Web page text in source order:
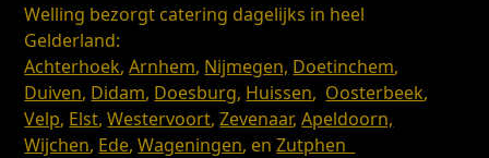
Welling bezorgt catering dagelijks in heel
Gelderland:
Achterhoek,Arnhem, Nijmegen, Doetinchem,
Duiven, Didam, Doesburg, Huissen, Oosterbeek,
Velp, Elst,Westervoort,Zevenaar,Apeldoorn,
Wijchen, Ede,Wageningen, enZutphen